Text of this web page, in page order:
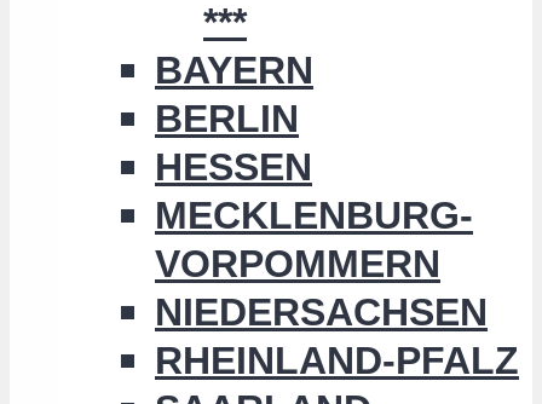
***
BAYERN
BERLIN
HESSEN
MECKLENBURG-
VORPOMMERN
NIEDERSACHSEN
RHEINLAND-PFALZ